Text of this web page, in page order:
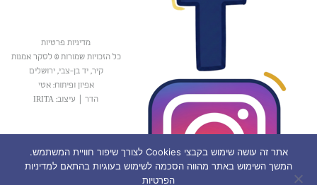
מדיניות פרטיות
כל הזכויות שמורות © לסקר אמנות
קיר, יד בן-צבי, ירושלים
אפיון ופיתוח: אטי
הדר
עיצוב: IRITA
אתר זה עושה שימוש בקבצי Cookies לצורך שיפור חוויית המשתמש.
המשך השימוש באתר מהווה הסכמה לשימוש בעוגיות בהתאם למדיניות
הפרטיות